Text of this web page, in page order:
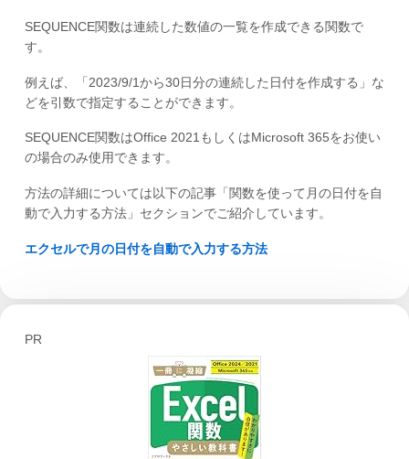
SEQUENCE関数は連続した数値の一覧を作成できる関数で
す。
例えば、「2023/9/1から30日分の連続した日付を作成する」な
どを引数で指定することができます。
SEQUENCE関数はOffice 2021もしくはMicrosoft 365をお使い
の場合のみ使用できます。
方法の詳細については以下の記事「関数を使って月の日付を自
動で入力する方法」セクションでご紹介しています。
エクセルで月の日付を自動で入力する方法
PR